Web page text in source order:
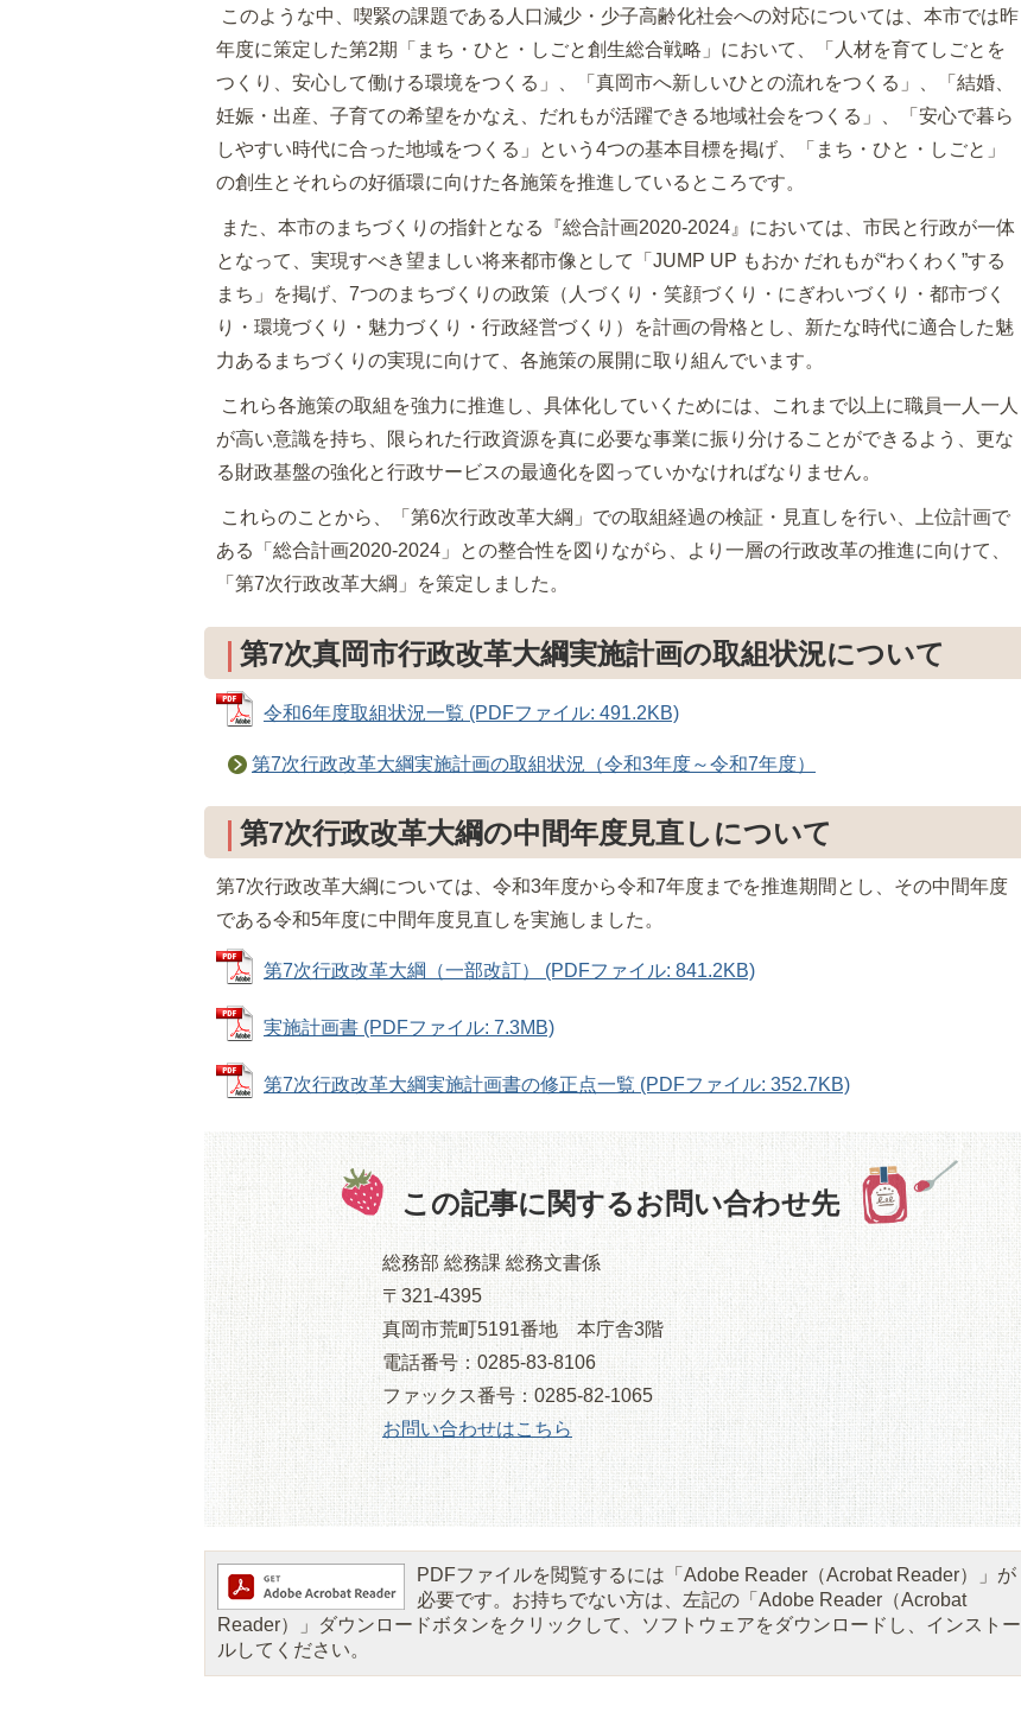
このような中、喫緊の課題である人口減少・少子高齢化社会への対応については、本市では昨
年度に策定した第2期「まち・ひと・しごと創生総合戦略」において、「人材を育てしごとを
つくり、安心して働ける環境をつくる」、「真岡市へ新しいひとの流れをつくる」、「結婚、
妊娠・出産、子育ての希望をかなえ、だれもが活躍できる地域社会をつくる」、「安心で暮ら
しやすい時代に合った地域をつくる」という4つの基本目標を掲げ、「まち・ひと・しごと」
の創生とそれらの好循環に向けた各施策を推進しているところです。
また、本市のまちづくりの指針となる『総合計画2020-2024』においては、市民と行政が一体
となって、実現すべき望ましい将来都市像として「JUMP UP もおか だれもが“わくわく”する
まち」を掲げ、7つのまちづくりの政策（人づくり・笑顔づくり・にぎわいづくり・都市づく
り・環境づくり・魅力づくり・行政経営づくり）を計画の骨格とし、新たな時代に適合した魅
力あるまちづくりの実現に向けて、各施策の展開に取り組んでいます。
これら各施策の取組を強力に推進し、具体化していくためには、これまで以上に職員一人一人
が高い意識を持ち、限られた行政資源を真に必要な事業に振り分けることができるよう、更な
る財政基盤の強化と行政サービスの最適化を図っていかなければなりません。
これらのことから、「第6次行政改革大綱」での取組経過の検証・見直しを行い、上位計画で
ある「総合計画2020-2024」との整合性を図りながら、より一層の行政改革の推進に向けて、
「第7次行政改革大綱」を策定しました。
第7次真岡市行政改革大綱実施計画の取組状況について
令和6年度取組状況一覧 (PDFファイル: 491.2KB)
第7次行政改革大綱実施計画の取組状況（令和3年度～令和7年度）
第7次行政改革大綱の中間年度見直しについて
第7次行政改革大綱については、令和3年度から令和7年度までを推進期間とし、その中間年度
である令和5年度に中間年度見直しを実施しました。
第7次行政改革大綱（一部改訂） (PDFファイル: 841.2KB)
実施計画書 (PDFファイル: 7.3MB)
第7次行政改革大綱実施計画書の修正点一覧 (PDFファイル: 352.7KB)
この記事に関するお問い合わせ先
総務部 総務課 総務文書係
〒321-4395
真岡市荒町5191番地 本庁舎3階
電話番号：0285-83-8106
ファックス番号：0285-82-1065
お問い合わせはこちら
PDFファイルを閲覧するには「Adobe Reader（Acrobat Reader）」が
必要です。お持ちでない方は、左記の「Adobe Reader（Acrobat
Reader）」ダウンロードボタンをクリックして、ソフトウェアをダウンロードし、インストー
ルしてください。